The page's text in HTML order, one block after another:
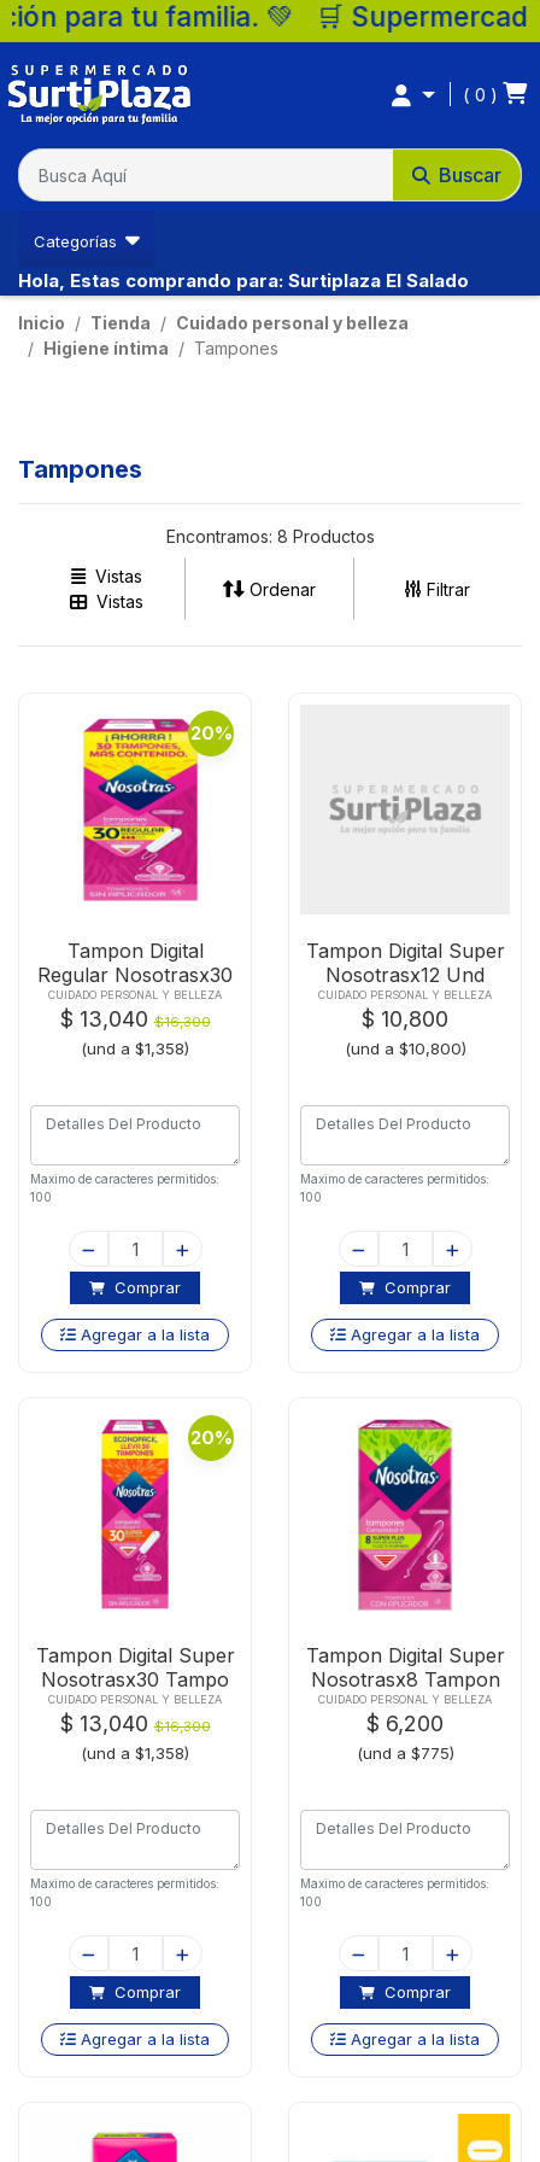
Supermercados Surtiplaza, la
Buscar
0
Categorías
Hola, Estas comprando para: Surtiplaza El Salado
Inicio Tienda
Cuidado personal y belleza
Higiene íntima
Tampones
Tampones
Encontramos: 8 Productos
Vistas
Vistas
Ordenar Filtrar
20%
Tampon Digital
Regular Nosotrasx30
Tampo
CUIDADO PERSONAL Y BELLEZA
$ 13,040$16,300
(und a $1,358)
Maximo de caracteres permitidos:
100
Comprar
Agregar a la lista
Tampon Digital Super
Nosotrasx12 Und
CUIDADO PERSONAL Y BELLEZA
$ 10,800
(und a $10,800)
Maximo de caracteres permitidos:
100
Comprar
Agregar a la lista
20%
Tampon Digital Super
Nosotrasx30 Tampo
CUIDADO PERSONAL Y BELLEZA
$ 13,040$16,300
(und a $1,358)
Maximo de caracteres permitidos:
100
Comprar
Agregar a la lista
Tampon Digital Super
Nosotrasx8 Tampon
CUIDADO PERSONAL Y BELLEZA
$ 6,200
(und a $775)
Maximo de caracteres permitidos:
100
Comprar
Agregar a la lista